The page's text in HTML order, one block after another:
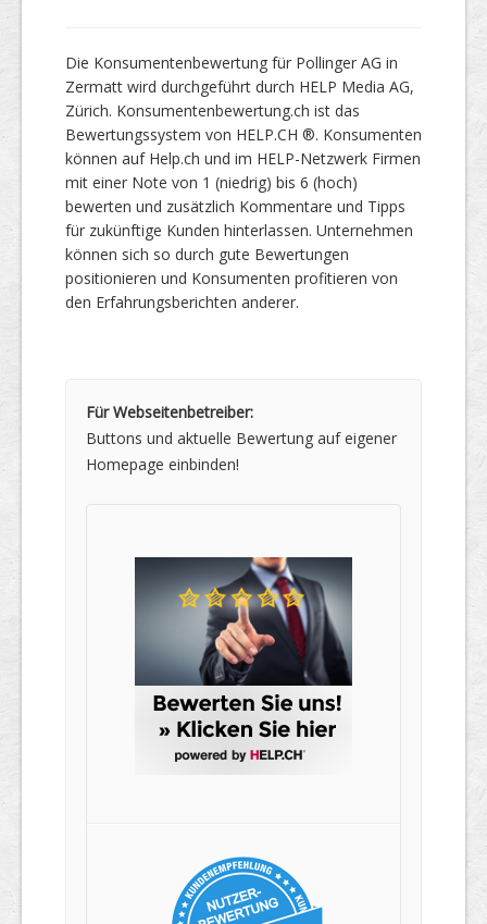
Die Konsumentenbewertung für Pollinger AG in
Zermatt wird durchgeführt durch HELP Media AG,
Zürich. Konsumentenbewertung.ch ist das
Bewertungssystem von HELP.CH ®. Konsumenten
können auf Help.ch und im HELP-Netzwerk Firmen
mit einer Note von 1 (niedrig) bis 6 (hoch)
bewerten und zusätzlich Kommentare und Tipps
für zukünftige Kunden hinterlassen. Unternehmen
können sich so durch gute Bewertungen
positionieren und Konsumenten profitieren von
den Erfahrungsberichten anderer.
Für Webseitenbetreiber:
Buttons und aktuelle Bewertung auf eigener
Homepage einbinden!